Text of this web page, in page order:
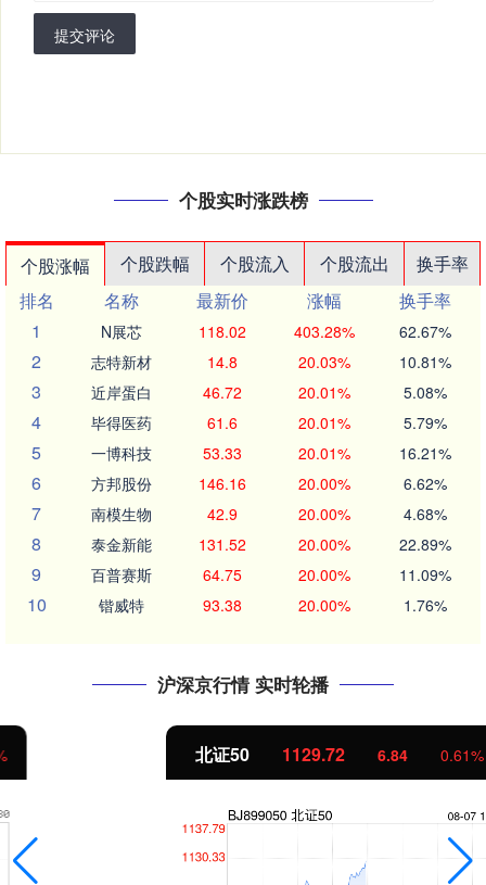
提交评论
个股实时涨跌榜
个股涨幅 个股跌幅 个股流入 个股流出
换手率
排名
名称 最新价 涨幅
换手率
1
N展芯 118.02 403.28% 62.67%
2 志特新材 14.8 20.03% 10.81%
3 近岸蛋白 46.72 20.01% 5.08%
4 毕得医药 61.6 20.01% 5.79%
5 一博科技 53.33 20.01% 16.21%
6 方邦股份 146.16 20.00% 6.62%
7 南模生物 42.9 20.00% 4.68%
8 泰金新能 131.52 20.00% 22.89%
9 百普赛斯 64.75 20.00% 11.09%
10 锴威特 93.38 20.00% 1.76%
沪深京行情 实时轮播
1129.72 6.84 0.61%